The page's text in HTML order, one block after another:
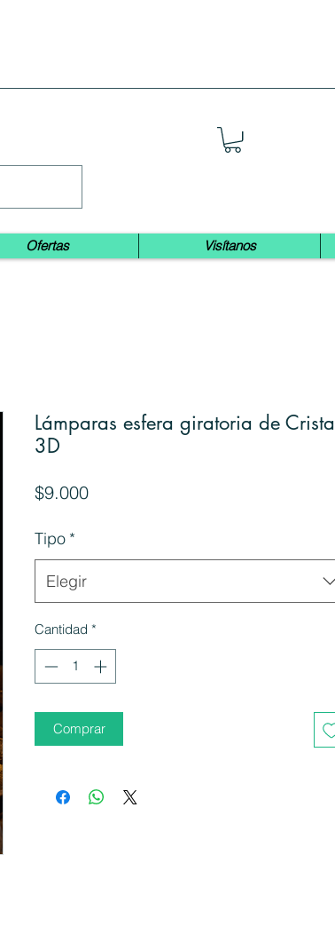
Ofertas Visítanos
Lámparas esfera giratoria de Cristal
3D
$9.000Precio
Tipo *
Elegir
Cantidad *
Comprar